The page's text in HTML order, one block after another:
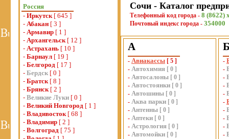
Россия
- Иркутск[ 645 ]
- Абакан [ 3 ]
- Армавир [ 1 ]
- Архангельск[ 12 ]
- Астрахань [ 10 ]
- Барнаул [ 19 ]
- Белгород [ 17 ]
- Бердск [ 0 ]
- Братск[ 8 ]
- Брянск[ 2 ]
- Великие Луки [ 0 ]
- Великий Новгород [ 1 ]
- Владивосток[ 68 ]
- Владимир [ 2 ]
- Волгоград [ 75 ]
Сочи - Каталог
Телефонный код города - 8 (8622)
Почтовый индекс города - 354000
А
- Авиакассы [ 5 ]
- Автохимия [ 0 ]
- Автосалоны [ 0 ]
- Автостоянки [ 0 ]
- Автошины [ 0 ]
- Аква парки [ 0 ]
- Антенны [ 0 ]
- Аптеки [ 0 ]
- Астрология [ 0 ]
- Автомойки [ 0 ]
-
-
-
-
-
-
-
-
-
-